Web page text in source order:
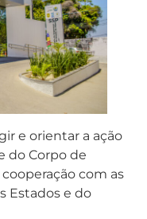
e orientar a ação
do Corpo de
com as
Estados e do